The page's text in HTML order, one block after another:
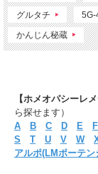
グルタチ 5G-
かんじん秘蔵
【ホメオパシーレ
ら探せます）
A
B C D E F
S
T U V W
アルポ(LMポーテン